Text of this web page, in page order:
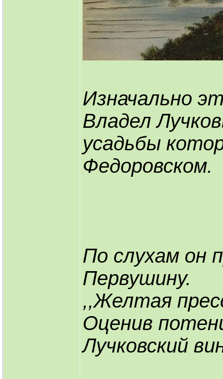
Изначально
Владел
усадьбы
Федоровском.
По слухам он
Первушину.
,,Желтая
Оценив
Лучковский